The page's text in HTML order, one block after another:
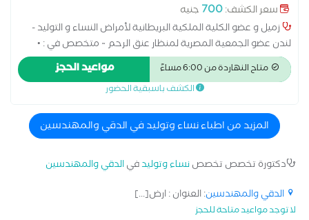
سعر الكشف:700 جنيه
زميل و عضو الكلية الملكية البريطانية لأمراض النساء و التوليد -
لندن عضو الجمعية المصرية لمنظار عنق الرحم ~ متخصص في : •
جراحات المناظير النسائية • جراحات الأورام النسائية • جراحات تجميلية
نسائية • الحقن المجهري
متاح النهاردة من 6:00 مساءً مواعيد الحجز
الكشف باسبقية الحضور
المزيد من اطباء نساء وتوليد في الدقي والمهندسين
دكتورة تخصص تخصصنساء وتوليدفيالدقي والمهندسين
الدقي والمهندسين: العنوان : ارض[...]
لا توجد مواعيد متاحة للحجز